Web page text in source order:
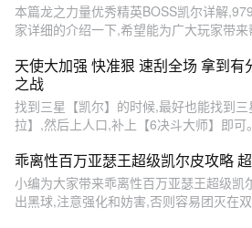
本篇龙之力量优秀精英BOSS凯尔详解
家详细的介绍一下,希望能为广大玩家带
天使大加强 快准狠 速刮全场 拿到
之战
找到三星【凯尔】的时候,最好也能找到
拉】,然后上人口,补上【6决斗大师】即可
乖离性百万亚瑟王超级凯尔皮攻略
小编为大家带来乖离性百万亚瑟王超级凯
出黑球,注意强化和妨害,否则容易团灭在